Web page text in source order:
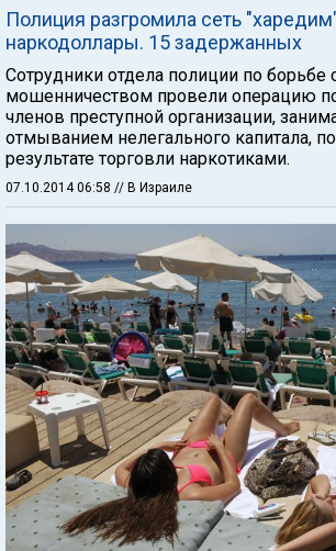
Полиция разгромила сеть
наркодоллары. 15 задержанных
Сотрудники отдела полиции по борьбе
мошенничеством провели операцию
членов преступной организации,
отмыванием нелегального капитала,
результате торговли наркотиками.
07.10.2014 06:58 // В Израиле